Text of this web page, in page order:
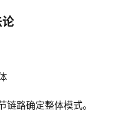
路确定整体模式。